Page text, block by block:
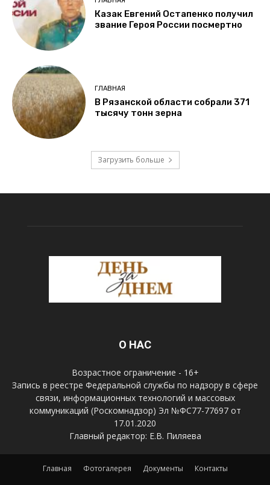
Казак Евгений Остапенко получил
звание Героя России посмертно
ГЛАВНАЯ
В Рязанской области собрали 371
тысячу тонн зерна
Загрузить больше
О НАС
Возрастное ограничение - 16+
Запись в реестре Федеральной службы по надзору в сфере
связи, информационных технологий и массовых
коммуникаций (Роскомнадзор) Эл №ФС77-77697 от
17.01.2020
Главный редактор: Е.В. Пиляева
Главная Фотогалерея Документы Контакты